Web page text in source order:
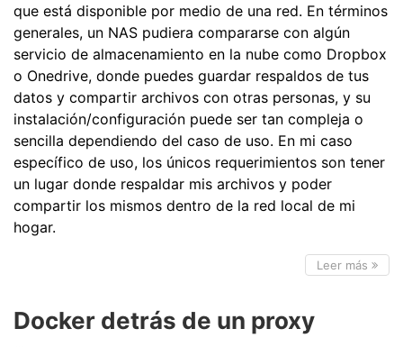
que está disponible por medio de una red. En términos
generales, un NAS pudiera compararse con algún
servicio de almacenamiento en la nube como Dropbox
o Onedrive, donde puedes guardar respaldos de tus
datos y compartir archivos con otras personas, y su
instalación/configuración puede ser tan compleja o
sencilla dependiendo del caso de uso. En mi caso
específico de uso, los únicos requerimientos son tener
un lugar donde respaldar mis archivos y poder
compartir los mismos dentro de la red local de mi
hogar.
Leer más
Docker detrás de un proxy